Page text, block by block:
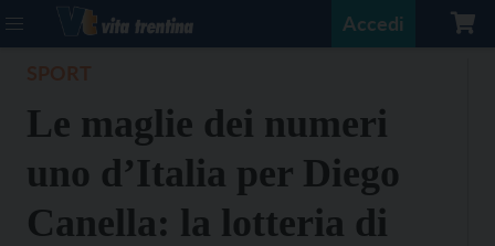
Accedi
Le maglie dei numeri
uno d’Italia per Diego
Canella: la lotteria di